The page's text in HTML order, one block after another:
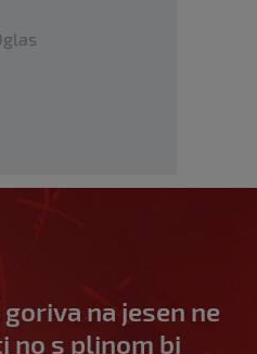
na jesen ne
no s plinom bi